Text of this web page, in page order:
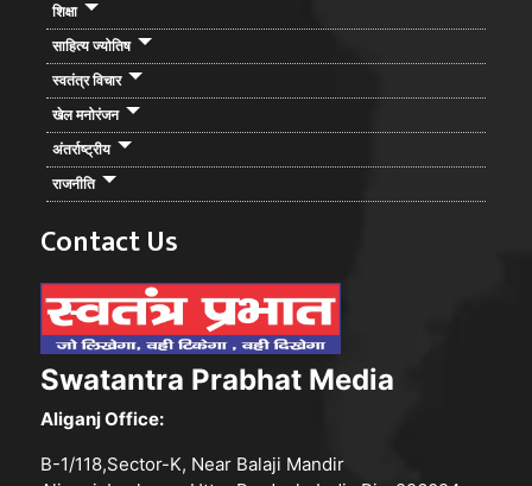
शिक्षा
साहित्य ज्योतिष
स्वतंत्र विचार
खेल मनोरंजन
अंतर्राष्ट्रीय
राजनीति
Contact Us
Swatantra Prabhat Media
Aliganj Office:
B-1/118,Sector-K, Near Balaji Mandir